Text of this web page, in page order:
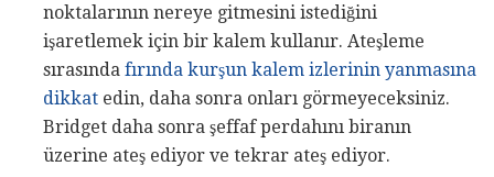
noktalarının nereye gitmesini istediğini
işaretlemek için bir kalem kullanır. Ateşleme
sırasında fırında kurşun kalem izlerinin yanmasına
dikkat edin, daha sonra onları görmeyeceksiniz.
Bridget daha sonra şeffaf perdahını biranın
üzerine ateş ediyor ve tekrar ateş ediyor.